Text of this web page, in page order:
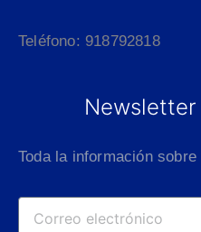
Teléfono: 918792818
Toda la información